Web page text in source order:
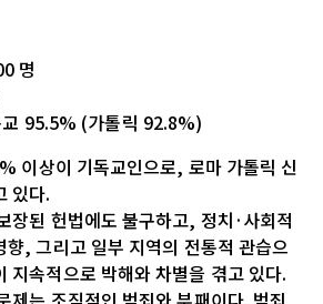
명
95.5% (가톨릭 92.8%)
이상이 기독교인으로, 로마 가톨릭 신
있다.
장된 헌법에도 불구하고, 정치·사회적
, 그리고 일부 지역의 전통적 관습으
지속적으로 박해와 차별을 겪고 있다.